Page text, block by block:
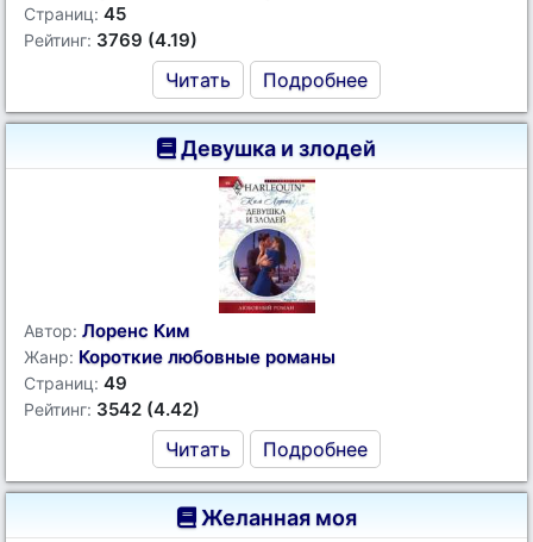
Страниц: 45
Рейтинг: 3769 (4.19)
Читать Подробнее
Девушка и злодей
Автор: Лоренс Ким
Жанр: Короткие любовные романы
Страниц: 49
Рейтинг: 3542 (4.42)
Читать Подробнее
Желанная моя